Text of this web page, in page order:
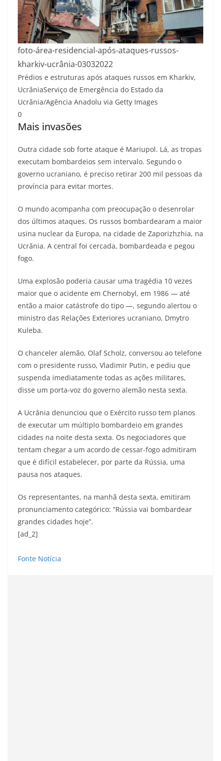
foto-área-residencial-após-ataques-russos-
kharkiv-ucrânia-03032022
Prédios e estruturas após ataques russos em Kharkiv,
UcrâniaServiço de Emergência do Estado da
Ucrânia/Agência Anadolu via Getty Images
0
Mais invasões
Outra cidade sob forte ataque é Mariupol. Lá, as tropas
executam bombardeios sem intervalo. Segundo o
governo ucraniano, é preciso retirar 200 mil pessoas da
província para evitar mortes.
O mundo acompanha com preocupação o desenrolar
dos últimos ataques. Os russos bombardearam a maior
usina nuclear da Europa, na cidade de Zaporizhzhia, na
Ucrânia. A central foi cercada, bombardeada e pegou
fogo.
Uma explosão poderia causar uma tragédia 10 vezes
maior que o acidente em Chernobyl, em 1986 — até
então a maior catástrofe do tipo —, segundo alertou o
ministro das Relações Exteriores ucraniano, Dmytro
Kuleba.
O chanceler alemão, Olaf Scholz, conversou ao telefone
com o presidente russo, Vladimir Putin, e pediu que
suspenda imediatamente todas as ações militares,
disse um porta-voz do governo alemão nesta sexta.
A Ucrânia denunciou que o Exército russo tem planos
de executar um múltiplo bombardeio em grandes
cidades na noite desta sexta. Os negociadores que
tentam chegar a um acordo de cessar-fogo admitiram
que é difícil estabelecer, por parte da Rússia, uma
pausa nos ataques.
Os representantes, na manhã desta sexta, emitiram
pronunciamento categórico: “Rússia vai bombardear
grandes cidades hoje”.
[ad_2]
Fonte Notícia